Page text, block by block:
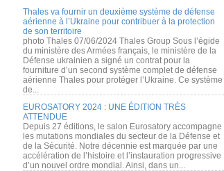
Thales va fournir un deuxième système de défense
aérienne à l’Ukraine pour contribuer à la protection
de son territoire
photo Thales 07/06/2024 Thales Group Sous l’égide
du ministère des Armées français, le ministère de la
Défense ukrainien a signé un contrat pour la
fourniture d’un second système complet de défense
aérienne Thales pour protéger l’Ukraine. Ce système
de...
EUROSATORY 2024 : UNE ÉDITION TRÈS
ATTENDUE
Depuis 27 éditions, le salon Eurosatory accompagne
les mutations mondiales du secteur de la Défense et
de la Sécurité. Notre décennie est marquée par une
accélération de l’histoire et l’instauration progressive
d’un nouvel ordre mondial. Ainsi, dans un...